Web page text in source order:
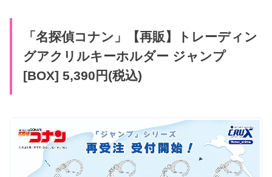
「名探偵コナン」【再販】トレーディン
グアクリルキーホルダー ジャンプ
[BOX] 5,390円(税込)